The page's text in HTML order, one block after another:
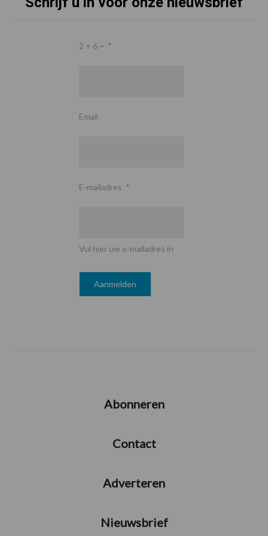
2 + 6 = *
Email
E-mailadres *
Vul hier uw e-mailadres in
Abonneren
Contact
Adverteren
Nieuwsbrief